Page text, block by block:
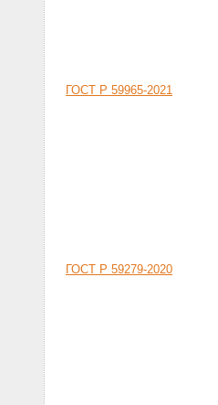
ГОСТ Р 59965-2021
ГОСТ Р 59279-2020